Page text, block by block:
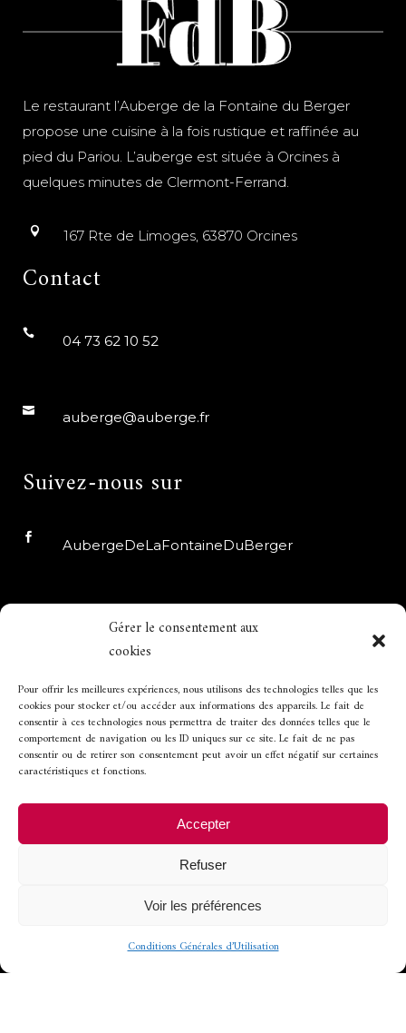
Gérer le consentement aux
cookies
Pour offrir les meilleures expériences, nous utilisons des technologies telles que les
cookies pour stocker et/ou accéder aux informations des appareils. Le fait de
consentir à ces technologies nous permettra de traiter des données telles que le
comportement de navigation ou les ID uniques sur ce site. Le fait de ne pas
consentir ou de retirer son consentement peut avoir un effet négatif sur certaines
caractéristiques et fonctions.
Accepter
Refuser
Voir les préférences
Conditions Générales d’Utilisation
Le restaurant l’Auberge de la Fontaine du Berger
propose une cuisine à la fois rustique et raffinée au
pied du Pariou. L’auberge est située à Orcines à
quelques minutes de Clermont-Ferrand.
167 Rte de Limoges, 63870 Orcines
Contact
04 73 62 10 52
auberge@auberge.fr
Suivez-nous sur
AubergeDeLaFontaineDuBerger
auberge_fdb
Horaires d’ouverture
Ouvert de 12h à 13h45 et de 19h30 à 21h.
Fermeture les
mercredi soir et dimanche soir